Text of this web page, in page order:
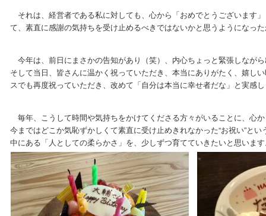
それは、経営者である私に対しても、心から「おめでとうございます
て、素直に感謝の気持ちを受け止めるべきではないかと思うようになっ
今年は、前日にまさかの告知があり（笑）、内心ちょっと緊張しなが
そして当日、皆さんに温かく祝っていただき、本当にありがたく、嬉し
スでも再度祝っていただき、改めて「自分は本当に幸せ者だな」と実感
毎年、こうして時間や気持ちをかけてくださる方々がいることに、心
今まではどこか気恥ずかしくて素直に受け止めきれなかった“お祝い”と
中にある「人としての柔らかさ」を、少しずつ育てていきたいと思いま